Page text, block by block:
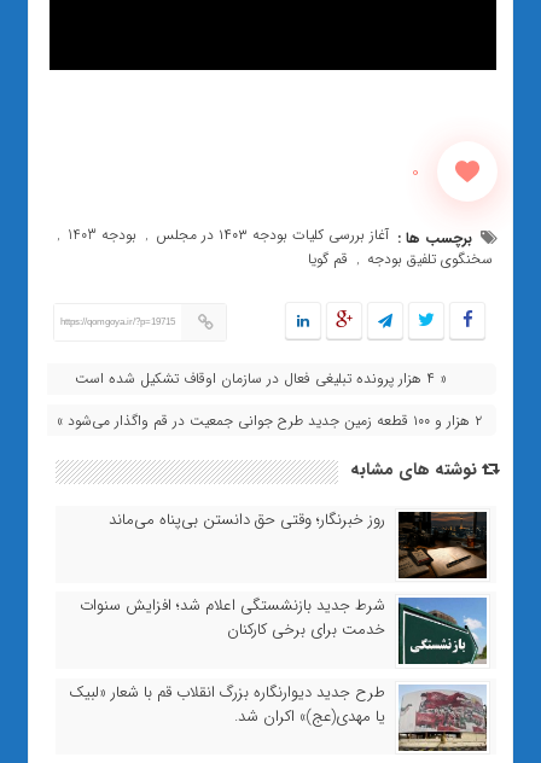
0
برچسب ها : آغاز بررسی کلیات بودجه ۱۴۰۳ در مجلس , بودجه 1403 ,
سخنگوی تلفیق بودجه , قم گویا
https://qomgoya.ir/?p=19715
« ۴ هزار پرونده تبلیغی فعال در سازمان اوقاف تشکیل شده است
۲ هزار و ۱۰۰ قطعه زمین جدید طرح جوانی جمعیت در قم واگذار می‌شود »
نوشته های مشابه
روز خبرنگار؛ وقتی حق دانستن بی‌پناه می‌ماند
شرط جدید بازنشستگی اعلام شد؛ افزایش سنوات
خدمت برای برخی کارکنان
طرح جدید دیوارنگاره بزرگ انقلاب قم با شعار «لبیک
یا مهدی(عج)» اکران شد.